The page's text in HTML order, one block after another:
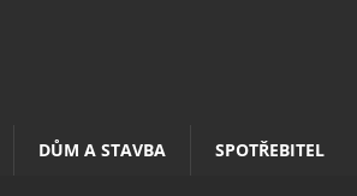
DŮM A STAVBA SPOTŘEBITEL